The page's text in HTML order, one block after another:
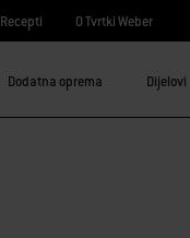
Recepti O Tvrtki Weber
Dodatna oprema Dijelovi